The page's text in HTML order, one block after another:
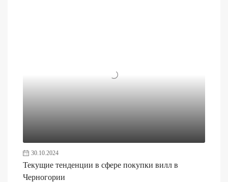
30.10.2024
Текущие тенденции в сфере покупки вилл в
Черногории